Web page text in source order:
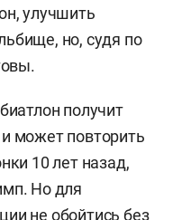
улучшить
но, судя по
получит
может повторить
10 лет назад,
Но для
не обойтись без